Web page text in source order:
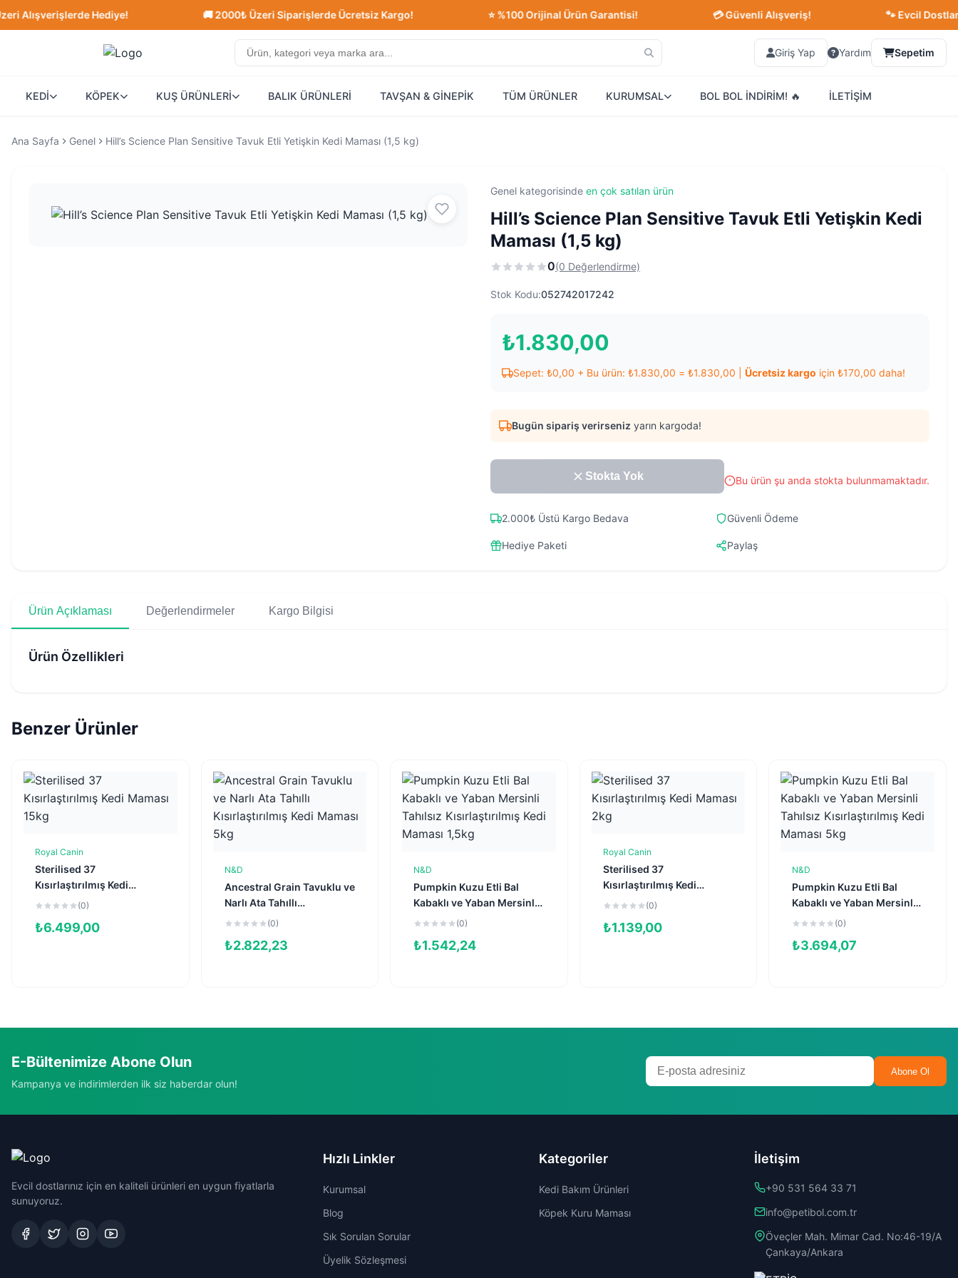
Hediye! 🚚 2000₺ Üzeri Siparişlerde Ücretsiz Kargo! ⭐ %100 Orijinal Ürün Garantisi! 💳 Güvenli Alışveriş! 🐾 Evcil Dostlarınız
Giriş Yap Yardım Sepetim
KEDİ KÖPEK KUŞ ÜRÜNLERİ BALIK ÜRÜNLERİ TAVŞAN & GİNEPİK TÜM ÜRÜNLER KURUMSAL BOL BOL İNDİRİM! 🔥 İLETİŞİM
Ana Sayfa Genel Hill’s Science Plan Sensitive Tavuk Etli Yetişkin Kedi Maması (1,5 kg)
Genel kategorisinde en çok satılan ürün
Hill’s Science Plan Sensitive Tavuk Etli Yetişkin Kedi
Maması (1,5 kg)
0(0 Değerlendirme)
Stok Kodu:052742017242
₺1.830,00
Sepet: ₺0,00 + Bu ürün: ₺1.830,00 = ₺1.830,00 Ücretsiz kargo için ₺170,00 daha!
Bugün sipariş verirseniz yarın kargoda!
Stokta Yok Bu ürün şu anda stokta bulunmamaktadır.
2.000₺ Üstü Kargo Bedava Güvenli Ödeme
Hediye Paketi Paylaş
Ürün Açıklaması Değerlendirmeler Kargo Bilgisi
Ürün Özellikleri
Benzer Ürünler
Sepete Ekle
Royal Canin
Sterilised 37
Kısırlaştırılmış Kedi
Maması 15kg
(0)
₺6.499,00
N&D
Ancestral Grain Tavuklu ve
Narlı Ata Tahıllı
Kısırlaştırılmış Kedi
(0)
₺2.822,23
N&D
Pumpkin Kuzu Etli Bal
Kabaklı ve Yaban Mersinli
Tahılsız Kısırlaştırılmış
(0)
₺1.542,24
Sepete Ekle
Royal Canin
Sterilised 37
Kısırlaştırılmış Kedi
Maması 2kg
(0)
₺1.139,00
N&D
Pumpkin Kuzu Etli Bal
Kabaklı ve Yaban Mersinli
Tahılsız Kısırlaştırılmış
(0)
₺3.694,07
E-Bültenimize Abone Olun
Kampanya ve indirimlerden ilk siz haberdar olun!
Abone Ol
Evcil dostlarınız için en kaliteli ürünleri en uygun fiyatlarla
sunuyoruz.
Hızlı Linkler
Kurumsal
Blog
Sık Sorulan Sorular
Üyelik Sözleşmesi
Kategoriler
Kedi Bakım Ürünleri
Köpek Kuru Maması
İletişim
+90 531 564 33 71
info@petibol.com.tr
Öveçler Mah. Mimar Cad. No:46-19/A
Çankaya/Ankara